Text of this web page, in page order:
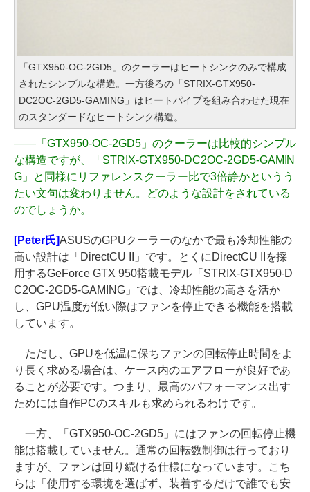
「GTX950-OC-2GD5」のクーラーはヒートシンクのみで構成
されたシンプルな構造。一方後ろの「STRIX-GTX950-
DC2OC-2GD5-GAMING」はヒートパイプを組み合わせた現在
のスタンダードなヒートシンク構造。
――「GTX950-OC-2GD5」のクーラーは比較的シンプル
な構造ですが、「STRIX-GTX950-DC2OC-2GD5-GAMIN
G」と同様にリファレンスクーラー比で3倍静かというう
たい文句は変わりません。どのような設計をされている
のでしょうか。
[Peter氏]ASUSのGPUクーラーのなかで最も冷却性能の
高い設計は「DirectCU II」です。とくにDirectCU IIを採
用するGeForce GTX 950搭載モデル「STRIX-GTX950-D
C2OC-2GD5-GAMING」では、冷却性能の高さを活か
し、GPU温度が低い際はファンを停止できる機能を搭載
しています。
ただし、GPUを低温に保ちファンの回転停止時間をよ
り長く求める場合は、ケース内のエアフローが良好であ
ることが必要です。つまり、最高のパフォーマンス出す
ためには自作PCのスキルも求められるわけです。
一方、「GTX950-OC-2GD5」にはファンの回転停止機
能は搭載していません。通常の回転数制御は行っており
ますが、ファンは回り続ける仕様になっています。こち
らは「使用する環境を選ばず、装着するだけで誰でも安